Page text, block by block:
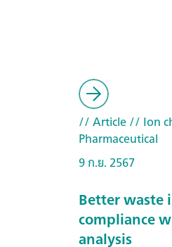
// Article// Ion
Pharmaceutical
9 ก.ย. 2567
Better waste
compliance
analysis